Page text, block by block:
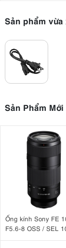
Sản phẩm vừa
Sản Phẩm Mới
Ống kính Sony FE
F5.6-8 OSS / SEL